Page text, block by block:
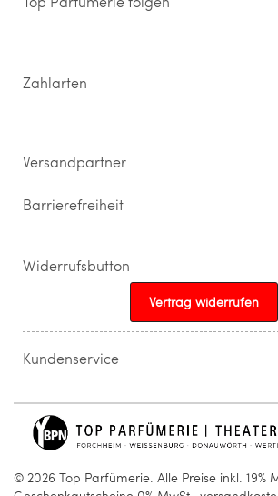
Kontakt
Widerrufsrecht & Rückgabebedingungen
Zahlarten
Versandpartner
Barrierefreiheit
Widerrufsbutton
Vertrag widerrufen
Kundenservice
info@topparfuemerie.de
© 2026 Top Parfümerie. Alle Preise inkl. 19%